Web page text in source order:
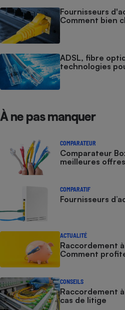
Fournisseurs
Comment bien
ADSL, fibre
technologies
À ne pas manquer
COMPARATEUR
Comparateur
meilleures
COMPARATIF
Fournisseurs
ACTUALITÉ
Raccordement
Comment
CONSEILS
Raccordement
cas de litige